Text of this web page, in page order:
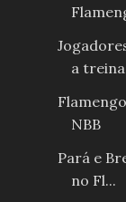
a
NBB
Pará e
no Fl...